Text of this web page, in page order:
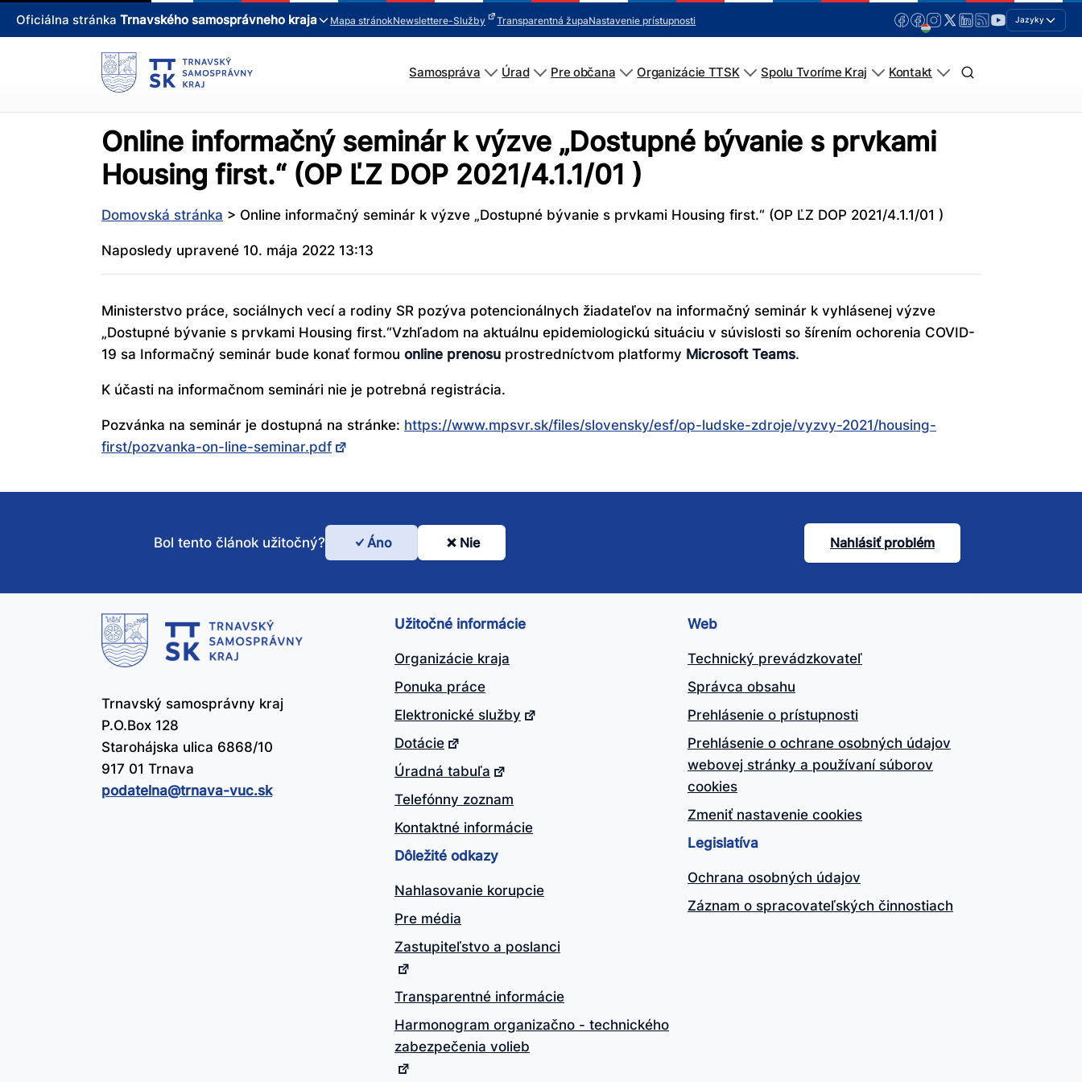
Oficiálna stránka Trnavského samosprávneho kraja Mapa stránokNewslettere-Služby Transparentná župaNastavenie prístupnosti Jazyky
Samospráva Úrad Pre občana Organizácie TTSK Spolu Tvoríme Kraj Kontakt
Online informačný seminár k výzve „Dostupné bývanie s prvkami
Housing first.“ (OP ĽZ DOP 2021/4.1.1/01 )
Domovská stránka > Online informačný seminár k výzve „Dostupné bývanie s prvkami Housing first.“ (OP ĽZ DOP 2021/4.1.1/01 )
Naposledy upravené 10. mája 2022 13:13
Ministerstvo práce, sociálnych vecí a rodiny SR pozýva potencionálnych žiadateľov na informačný seminár k vyhlásenej výzve
„Dostupné bývanie s prvkami Housing first.“Vzhľadom na aktuálnu epidemiologickú situáciu v súvislosti so šírením ochorenia COVID-
19 sa Informačný seminár bude konať formou online prenosu prostredníctvom platformy Microsoft Teams.
K účasti na informačnom seminári nie je potrebná registrácia.
Pozvánka na seminár je dostupná na stránke: https://www.mpsvr.sk/files/slovensky/esf/op-ludske-zdroje/vyzvy-2021/housing-
first/pozvanka-on-line-seminar.pdf
Bol
tento
článok
užitočný?
Bol tento článok užitočný? Áno Nie Nahlásiť problém
Trnavský samosprávny kraj
P.O.Box 128
Starohájska ulica 6868/10
917 01 Trnava
podatelna@​trnava-vuc.sk
Užitočné informácie
Organizácie kraja
Ponuka práce
Elektronické služby
Dotácie
Úradná tabuľa
Telefónny zoznam
Kontaktné informácie
Dôležité odkazy
Nahlasovanie korupcie
Pre média
Zastupiteľstvo a poslanci
Transparentné informácie
Harmonogram organizačno - technického
zabezpečenia volieb
Web
Technický prevádzkovateľ
Správca obsahu
Prehlásenie o prístupnosti
Prehlásenie o ochrane osobných údajov
webovej stránky a používaní súborov
cookies
Zmeniť nastavenie cookies
Legislatíva
Ochrana osobných údajov
Záznam o spracovateľských činnostiach